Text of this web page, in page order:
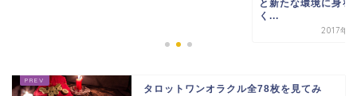
と新たな環境に身を
く...
2017年5
タロットワンオラクル全78枚を見てみ